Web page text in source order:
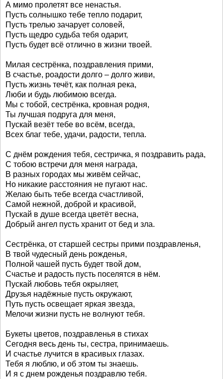
А мимо пролетят все ненастья.
Пусть солнышко тебе тепло подарит,
Пусть трелью зачарует соловей,
Пусть щедро судьба тебя одарит,
Пусть будет всё отлично в жизни твоей.
Милая сестрёнка, поздравления прими,
В счастье, роадости долго – долго живи,
Пусть жизнь течёт, как полная река,
Люби и будь любимою всегда.
Мы с тобой, сестрёнка, кровная родня,
Ты лучшая подруга для меня,
Пускай везёт тебе во всём, всегда,
Всех благ тебе, удачи, радости, тепла.
С днём рождения тебя, сестричка, я поздравить рада,
С тобою встречи для меня награда,
В разных городах мы живём сейчас,
Но никакие расстояния не пугают нас.
Желаю быть тебе всегда счастливой,
Самой нежной, доброй и красивой,
Пускай в душе всегда цветёт весна,
Добрый ангел пусть хранит от бед и зла.
Сестрёнка, от старшей сестры прими поздравленья,
В твой чудесный день рожденья,
Полной чашей пусть будет твой дом,
Счастье и радость пусть поселятся в нём.
Пускай любовь тебя окрыляет,
Друзья надёжные пусть окружают,
Путь пусть освещает яркая звезда,
Мелочи жизни пусть не волнуют тебя.
Букеты цветов, поздравленья в стихах
Сегодня весь день ты, сестра, принимаешь.
И счастье лучится в красивых глазах.
Тебя я люблю, и об этом ты знаешь.
И я с днем рожденья поздравлю тебя.